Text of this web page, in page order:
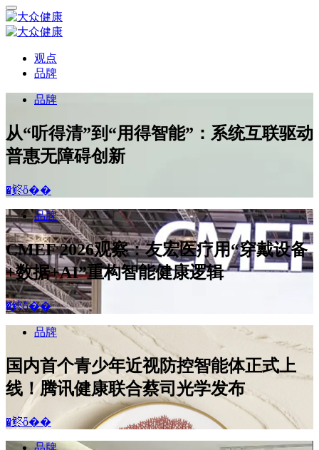
观点
品牌
品牌
从“听得清”到“用得智能”：系统互联驱动
普惠无障碍创新
�鿴ȫ��
品牌
CMEF 2026观察：友宏医疗用“穿戴设备
+数据+AI”重构智能健康逻辑
�鿴ȫ��
品牌
国内首个青少年近视防控智能体正式上
线！腾讯健康联合蔡司光学发布
�鿴ȫ��